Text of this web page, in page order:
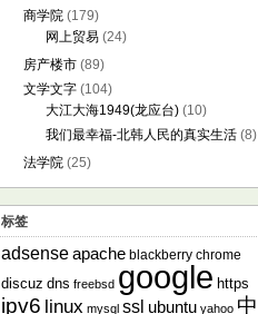
商学院 (179)
网上贸易 (24)
房产楼市 (89)
文学文字 (104)
大江大海1949(龙应台) (10)
我们最幸福-北韩人民的真实生活 (8)
法学院 (25)
标签
adsenseapache blackberry chrome
discuz dns freebsd google https
ipv6 linux mysql ssl ubuntu yahoo 中